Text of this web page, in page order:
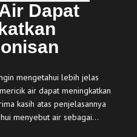
Dapat
mengetahui lebih jelas
air dapat meningkatkan
kasih atas penjelasannya
menyebut air sebagai…